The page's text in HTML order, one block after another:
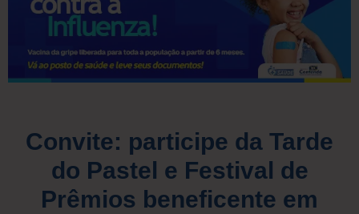
Convite: participe da Tarde
do Pastel e Festival de
Prêmios beneficente em